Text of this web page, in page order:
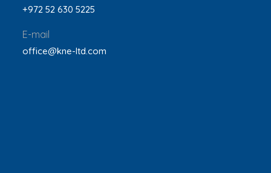
+972 52 630 5225
E-mail
office@kne-ltd.com